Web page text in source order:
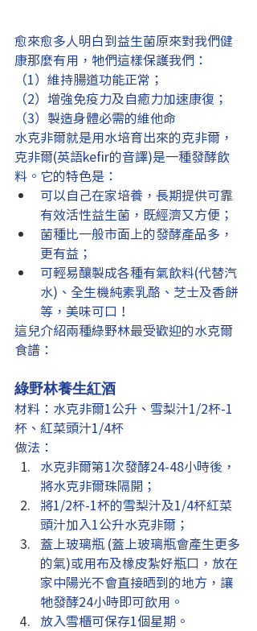
愈來愈多人明白到益生菌原來對我們健
康那麼有用，牠們這樣保護我們：
（1）維持腸道功能正常；
（2）增強免疫力及自癒力加速康復；
（3）製造身體必需的維他命
水克非爾就是用水培育出來的克非爾，
克非爾(英語kefir的音譯)是一種發酵飲
料。它的特色是：
可以自己在家培養，長期提供可靠
有效活性益生菌，既經濟又方便；
菌種比一般市面上的發酵產品多，
更有益；
可輕易釀製成各種有氣飲料(代替汽
水)、全生機純素乳酪、芝士及香餅
等，美味可口！
這兒介紹兩種綠野林最受歡迎的水克爾
食譜：
綠野林養生紅酒
材料：水克非爾1公升、雪梨汁1/2杯-1
杯、紅菜頭汁1/4杯
做法：
水克非爾第1次發酵24-48小時後，
將水克非爾珠隔開；
將1/2杯-1杯的雪梨汁及1/4杯紅菜
頭汁加入1公升水克非爾；
蓋上玻璃瓶 (蓋上玻璃瓶會產生更多
的氣)或用布及橡皮紮好瓶口，放在
家中陽光不會直接晒到的地方，讓
牠發酵24小時即可飲用。
放入雪櫃可保存1個星期。